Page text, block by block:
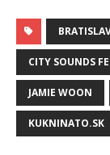
CITY SOUNDS
JAMIE WOON
KUKNINATO.SK